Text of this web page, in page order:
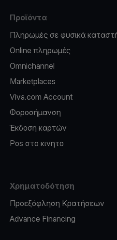
Προϊόντα
Πληρωμές σε φυσικά
Online πληρωμές
Omnichannel
Marketplaces
Viva.com Account
Φοροσήμανση
Έκδοση καρτών
Pos στο κινητο
Χρηματοδότηση
Προεξόφληση Κρατήσεων
Advance Financing